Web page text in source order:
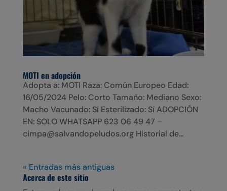
MOTI en adopción
Adopta a: MOTI Raza: Común Europeo Edad:
16/05/2024 Pelo: Corto Tamaño: Mediano Sexo:
Macho Vacunado: Sí Esterilizado: Sí ADOPCIÓN
EN: SOLO WHATSAPP 623 06 49 47 –
cimpa@salvandopeludos.org Historial de...
« Entradas más antiguas
Acerca de este sitio